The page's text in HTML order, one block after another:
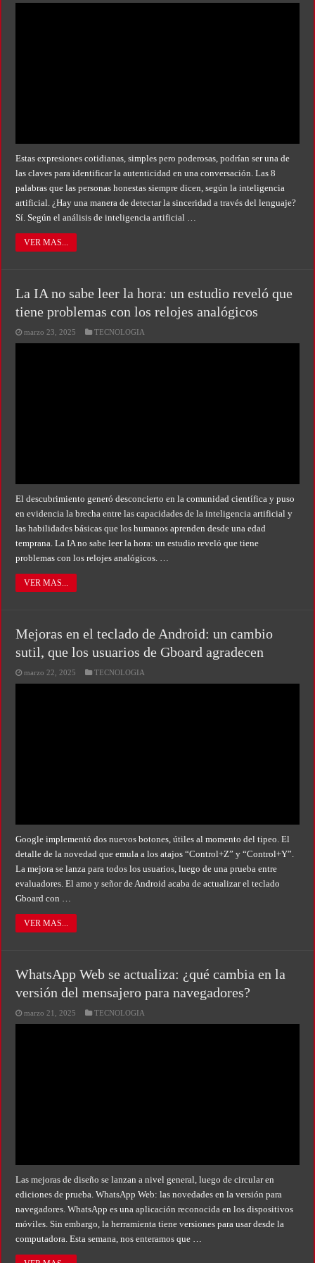
Estas expresiones cotidianas, simples pero poderosas, podrían ser una de
las claves para identificar la autenticidad en una conversación. Las 8
palabras que las personas honestas siempre dicen, según la inteligencia
artificial. ¿Hay una manera de detectar la sinceridad a través del lenguaje?
Sí. Según el análisis de inteligencia artificial …
VER MAS...
La IA no sabe leer la hora: un estudio reveló que
tiene problemas con los relojes analógicos
marzo 23, 2025 TECNOLOGIA
El descubrimiento generó desconcierto en la comunidad científica y puso
en evidencia la brecha entre las capacidades de la inteligencia artificial y
las habilidades básicas que los humanos aprenden desde una edad
temprana. La IA no sabe leer la hora: un estudio reveló que tiene
problemas con los relojes analógicos. …
VER MAS...
Mejoras en el teclado de Android: un cambio
sutil, que los usuarios de Gboard agradecen
marzo 22, 2025 TECNOLOGIA
Google implementó dos nuevos botones, útiles al momento del tipeo. El
detalle de la novedad que emula a los atajos “Control+Z” y “Control+Y”.
La mejora se lanza para todos los usuarios, luego de una prueba entre
evaluadores. El amo y señor de Android acaba de actualizar el teclado
Gboard con …
VER MAS...
WhatsApp Web se actualiza: ¿qué cambia en la
versión del mensajero para navegadores?
marzo 21, 2025 TECNOLOGIA
Las mejoras de diseño se lanzan a nivel general, luego de circular en
ediciones de prueba. WhatsApp Web: las novedades en la versión para
navegadores. WhatsApp es una aplicación reconocida en los dispositivos
móviles. Sin embargo, la herramienta tiene versiones para usar desde la
computadora. Esta semana, nos enteramos que …